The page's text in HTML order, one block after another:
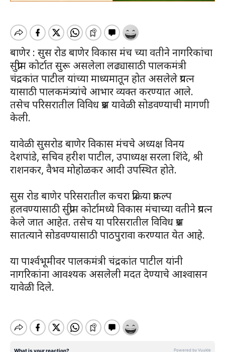
बाणेर : सुस रोड बाणेर विकास मंच च्या वतीने नागरिकांचा
सुप्रीम कोर्टात सुरू असलेला लढ्यासाठी पालकमंत्री
चंद्रकांत पाटील यांच्या माध्यमातून होत असलेले प्रयत्न
यासाठी पालकमंत्र्यांचे आभार व्यक्त करण्यात आले.
तसेच परिसरातील विविध प्रश्न यावेळी सोडवण्याची मागणी
केली.
यावेळी सुसरोड बाणेर विकास मंचचे अध्यक्ष विनय
देशपांडे, सचिव हरीश पाटील, उपाध्यक्ष सरला शिंदे, श्री
राशनकर, वैभव मोहोळकर आदी उपस्थित होते.
सुस रोड बाणेर परिसरातील कचरा प्रक्रिया प्रकल्प
हलवण्यासाठी सुप्रीम कोर्टामध्ये विकास मंचाच्या वतीने प्रयत्न
केले जात आहेत. तसेच या परिसरातील विविध प्रश्न
सातत्याने सोडवण्यासाठी पाठपुरावा करण्यात येत आहे.
या पार्श्वभूमीवर पालकमंत्री चंद्रकांत पाटील यांनी
नागरिकांना आवश्यक असलेली मदत देण्याचे आश्वासन
यावेळी दिले.